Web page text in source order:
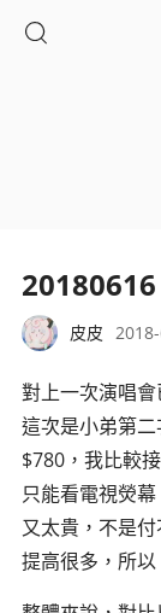
皮皮
對上一次演唱
這次是小弟第
$780，我比較
只能看電視熒
又太貴，不是
提高很多，所